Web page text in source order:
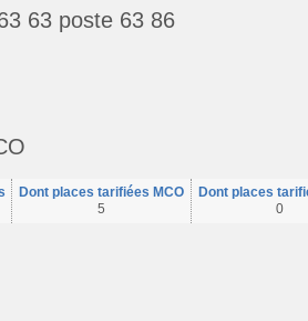
63 poste 63 86
Dont places tarifiées MCO
5
Dont places
0